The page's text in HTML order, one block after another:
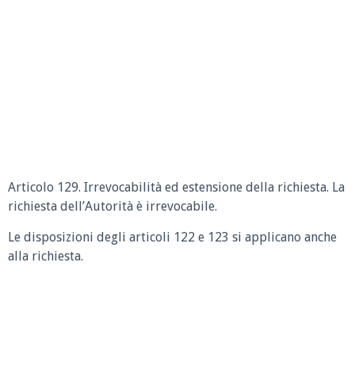
Articolo 129. Irrevocabilità ed estensione della richiesta. La
richiesta dell’Autorità è irrevocabile.
Le disposizioni degli articoli 122 e 123 si applicano anche
alla richiesta.